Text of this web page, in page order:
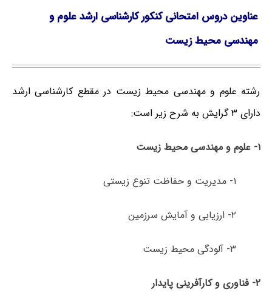
عناوین دروس امتحانی کنکور کارشناسی ارشد علوم و
مهندسی محیط زیست
رشته علوم و مهندسی محیط زیست در مقطع کارشناسی ارشد
دارای ۳ گرایش به شرح زیر است:
۱- علوم و مهندسی محیط زیست
۱- مدیریت و حفاظت تنوع زیستی
۲- ارزیابی و آمایش سرزمین
۳- آلودگی­ محیط زیست
۲- فناوری و کارآفرینی پایدار